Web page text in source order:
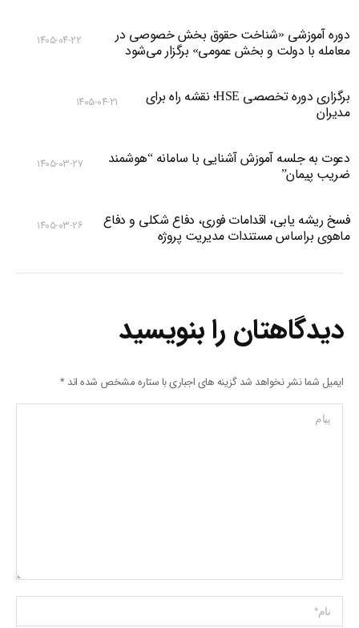
دوره آموزشی «شناخت حقوق بخش خصوصی در
معامله با دولت و بخش عمومی» برگزار می‌شود
۱۴۰۵-۰۴-۲۲
برگزاری دوره تخصصی HSE؛ نقشه راه برای
مدیران
۱۴۰۵-۰۴-۲۱
دعوت به جلسه آموزش آشنایی با سامانه “هوشمند
ضریب پیمان”
۱۴۰۵-۰۳-۲۷
فسخ ریشه یابی، اقدامات فوری، دفاع شکلی و دفاع
ماهوی براساس مستندات مدیریت پروژه
۱۴۰۵-۰۳-۲۶
دیدگاهتان را بنویسید
ایمیل شما نشر نخواهد شد گزینه های اجباری با ستاره مشخص شده اند*
پیام
Name *